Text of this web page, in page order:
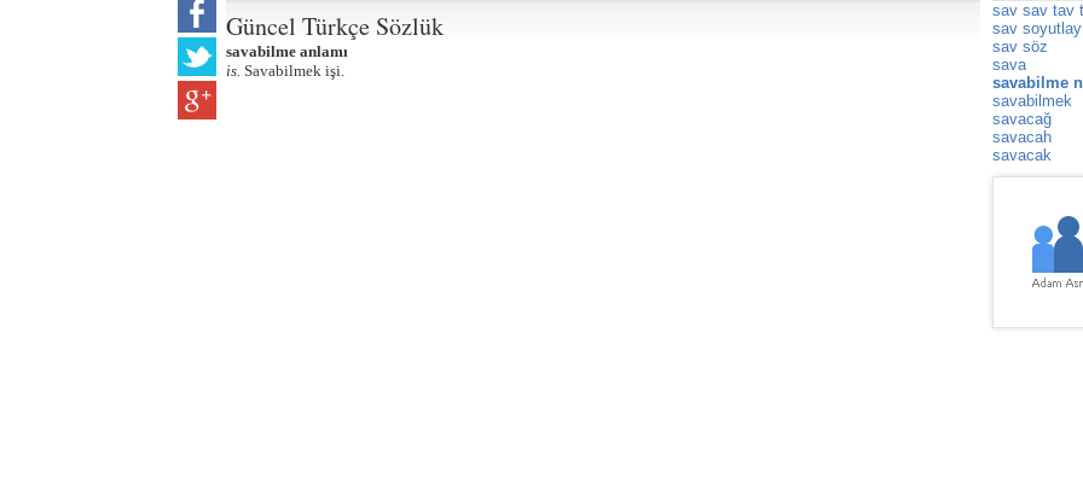
Güncel Türkçe Sözlük
savabilme anlamı
is. Savabilmek işi.
sav sav tav
sav
sav söz
sava
savabilme
savabilmek
savacağ
savacah
savacak